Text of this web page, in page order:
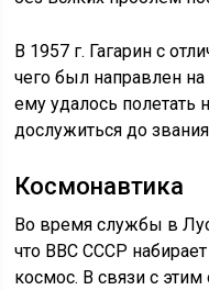
В 1957 г. Гагарин с
чего был направлен
ему удалось полетать
дослужиться до
Космонавтика
Во время службы в
что ВВС СССР
космос. В связи с